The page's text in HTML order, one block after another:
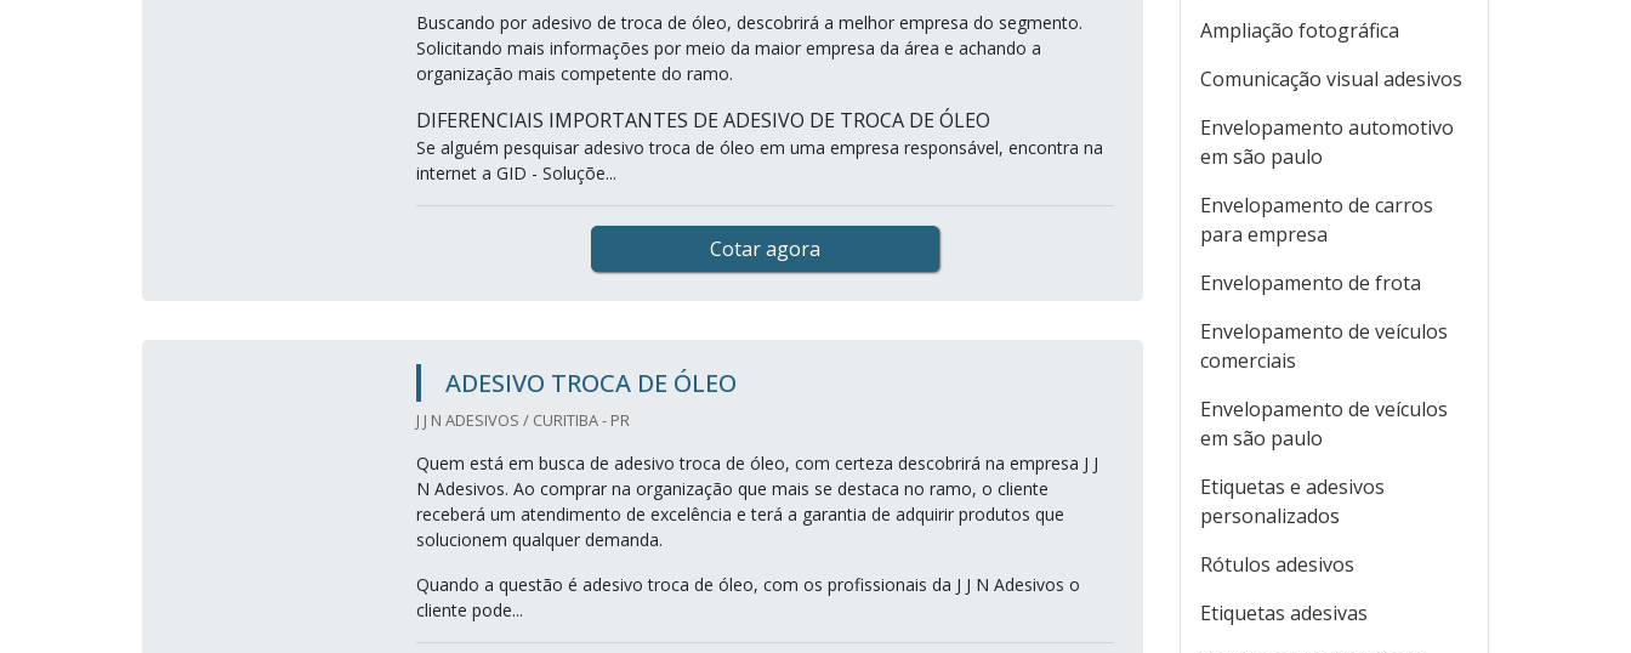
Buscando por adesivo de troca de óleo, descobrirá a melhor empresa do segmento.
Solicitando mais informações por meio da maior empresa da área e achando a
organização mais competente do ramo.
DIFERENCIAIS IMPORTANTES DE ADESIVO DE TROCA DE ÓLEO
Se alguém pesquisar adesivo troca de óleo em uma empresa responsável, encontra na
internet a GID - Soluçõe...
Cotar agora
ADESIVO TROCA DE ÓLEO
J J N ADESIVOS / CURITIBA - PR
Quem está em busca de adesivo troca de óleo, com certeza descobrirá na empresa J J
N Adesivos. Ao comprar na organização que mais se destaca no ramo, o cliente
receberá um atendimento de excelência e terá a garantia de adquirir produtos que
solucionem qualquer demanda.
Quando a questão é adesivo troca de óleo, com os profissionais da J J N Adesivos o
cliente pode...
Ampliação fotográfica
Comunicação visual adesivos
Envelopamento automotivo
em são paulo
Envelopamento de carros
para empresa
Envelopamento de frota
Envelopamento de veículos
comerciais
Envelopamento de veículos
em são paulo
Etiquetas e adesivos
personalizados
Rótulos adesivos
Etiquetas adesivas